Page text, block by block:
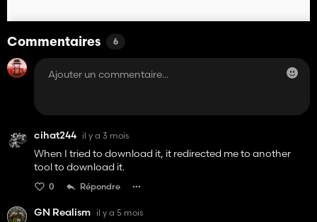
Commentaires 6
cihat244 il y a 3 mois
When I tried to download it, it redirected me to another
tool to download it.
0 Répondre
GN Realism il y a 5 mois